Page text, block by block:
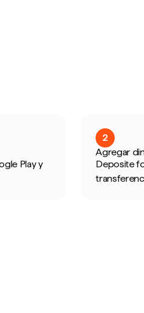
Play y
2
Agregar
Deposite